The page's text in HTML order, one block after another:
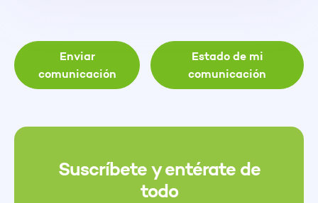
Enviar
comunicación
Estado de mi
comunicación
Suscríbete y entérate de
todo